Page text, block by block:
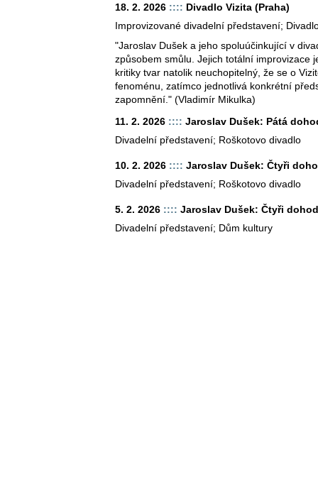
18. 2. 2026 :::: Divadlo Vizita (Praha)
Improvizované divadelní představení;
"Jaroslav Dušek a jeho spoluúčinkující v
způsobem smůlu. Jejich totální improvizace
kritiky tvar natolik neuchopitelný, že se o
fenoménu, zatímco jednotlivá konkrétní
zapomnění." (Vladimír Mikulka)
11. 2. 2026 :::: Jaroslav Dušek: Pátá
Divadelní představení; Roškotovo divadlo
10. 2. 2026 :::: Jaroslav Dušek: Čtyři
Divadelní představení; Roškotovo divadlo
5. 2. 2026 :::: Jaroslav Dušek: Čtyři
Divadelní představení; Dům kultury